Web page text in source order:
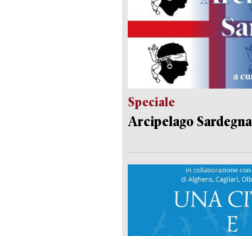
Speciale
Arcipelago Sardegna